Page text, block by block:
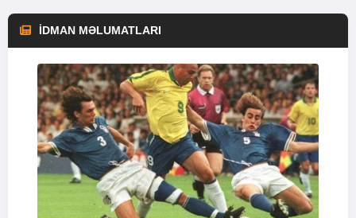
İDMAN MƏLUMATLARI